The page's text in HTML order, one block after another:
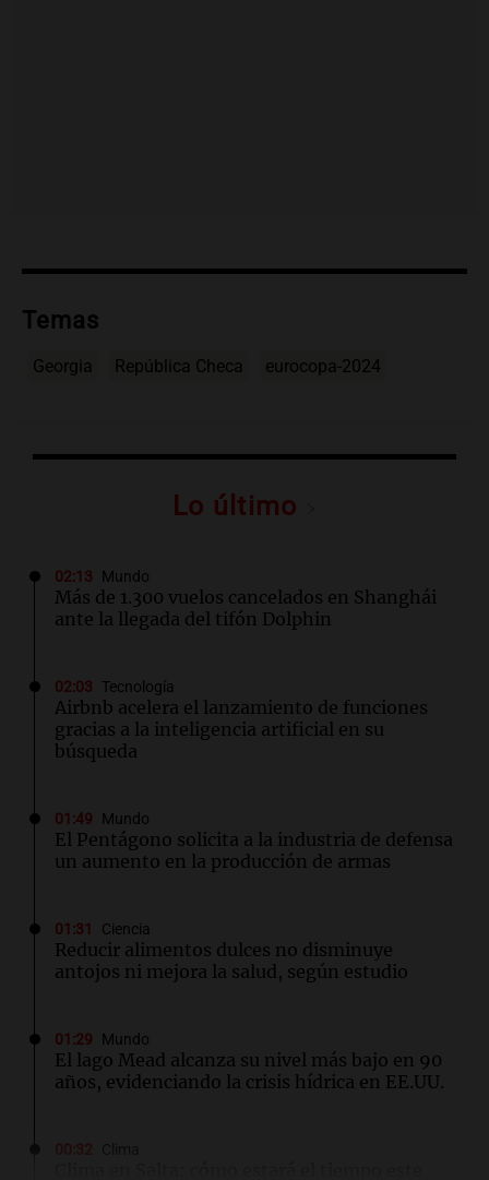
Temas
Georgia República Checa eurocopa-2024
Lo último
02:13 Mundo
Más de 1.300 vuelos cancelados en Shanghái
ante la llegada del tifón Dolphin
02:03 Tecnología
Airbnb acelera el lanzamiento de funciones
gracias a la inteligencia artificial en su
búsqueda
01:49 Mundo
El Pentágono solicita a la industria de defensa
un aumento en la producción de armas
01:31 Ciencia
Reducir alimentos dulces no disminuye
antojos ni mejora la salud, según estudio
01:29 Mundo
El lago Mead alcanza su nivel más bajo en 90
años, evidenciando la crisis hídrica en EE.UU.